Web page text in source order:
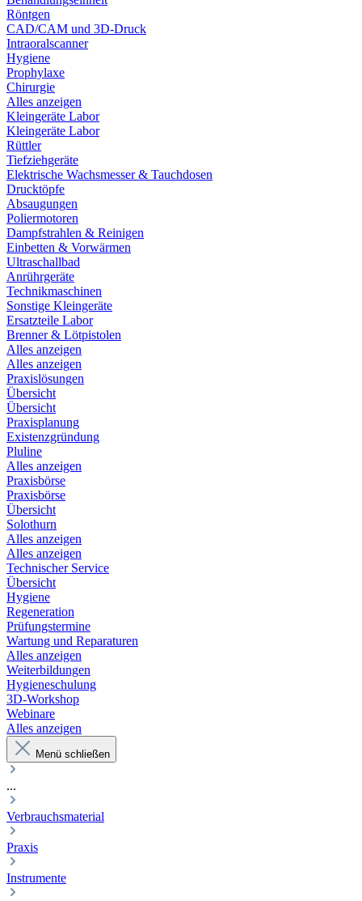
Röntgen
CAD/CAM und 3D-Druck
Intraoralscanner
Hygiene
Prophylaxe
Chirurgie
Alles anzeigen
Kleingeräte Labor
Kleingeräte Labor
Rüttler
Tiefziehgeräte
Elektrische Wachsmesser & Tauchdosen
Drucktöpfe
Absaugungen
Poliermotoren
Dampfstrahlen & Reinigen
Einbetten & Vorwärmen
Ultraschallbad
Anrührgeräte
Technikmaschinen
Sonstige Kleingeräte
Ersatzteile Labor
Brenner & Lötpistolen
Alles anzeigen
Alles anzeigen
Praxislösungen
Übersicht
Übersicht
Praxisplanung
Existenzgründung
Pluline
Alles anzeigen
Praxisbörse
Praxisbörse
Übersicht
Solothurn
Alles anzeigen
Alles anzeigen
Technischer Service
Übersicht
Hygiene
Regeneration
Prüfungstermine
Wartung und Reparaturen
Alles anzeigen
Weiterbildungen
Hygieneschulung
3D-Workshop
Webinare
Alles anzeigen
Menü schließen
...
Verbrauchsmaterial
Praxis
Instrumente